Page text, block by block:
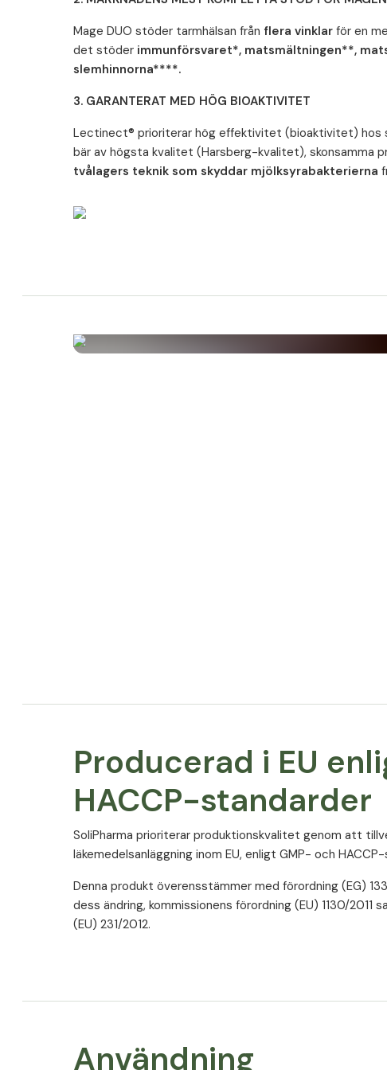
Mage DUO stöder tarmhälsan från flera vinklar för en
det stöder immunförsvaret*, matsmältningen**,
slemhinnorna****.
3. GARANTERAT MED HÖG BIOAKTIVITET
Lectinect® prioriterar hög effektivitet (bioaktivitet) hos
bär av högsta kvalitet (Harsberg-kvalitet), skonsamma
tvålagers teknik som skyddar mjölksyrabakterierna
Producerad i EU
HACCP-standarder
SoliPharma prioriterar produktionskvalitet genom att
läkemedelsanläggning inom EU, enligt GMP- och
Denna produkt överensstämmer med förordning (EG)
dess ändring, kommissionens förordning (EU) 1130/
(EU) 231/2012.
Användning